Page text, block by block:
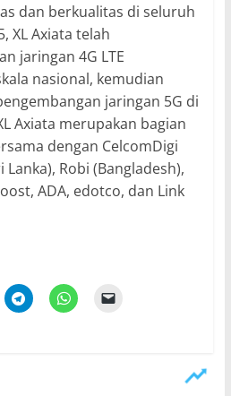
dan berkualitas di seluruh
XL Axiata telah
jaringan 4G LTE
nasional, kemudian
jaringan 5G di
Axiata merupakan bagian
dengan CelcomDigi
Lanka), Robi (Bangladesh),
ADA, edotco, dan Link